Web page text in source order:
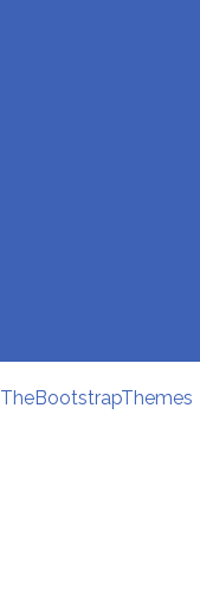
TheBootstrapThemes